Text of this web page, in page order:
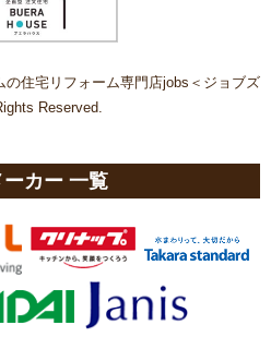
住宅リフォーム専門店jobs＜ジョブズ
Reserved.
ーカー 一覧